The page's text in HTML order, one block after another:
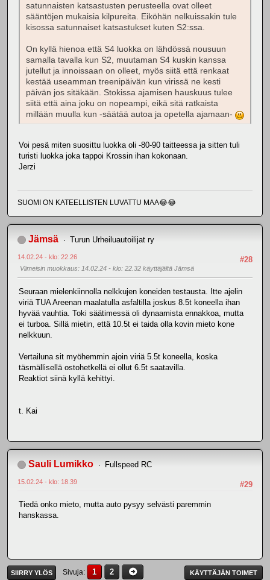
satunnaisten katsastusten perusteella ovat olleet
sääntöjen mukaisia kilpureita. Eiköhän nelkuissakin tule
kisossa satunnaiset katsastukset kuten S2:ssa.
On kyllä hienoa että S4 luokka on lähdössä nousuun
samalla tavalla kun S2, muutaman S4 kuskin kanssa
jutellut ja innoissaan on olleet, myös siitä että renkaat
kestää useamman treenipäivän kun virissä ne kesti
päivän jos sitäkään. Stokissa ajamisen hauskuus tulee
siitä että aina joku on nopeampi, eikä sitä ratkaista
millään muulla kun -säätää autoa ja opetella ajamaan-
Voi pesä miten suosittu luokka oli -80-90 taitteessa ja sitten tuli
turisti luokka joka tappoi Krossin ihan kokonaan.
Jerzi
SUOMI ON KATEELLISTEN LUVATTU MAA😂😂
Jämsä Turun Urheiluautoilijat ry
#28
14.02.24 - klo: 22.26
Viimeisin muokkaus: 14.02.24 - klo: 22.32 käyttäjältä Jämsä
Seuraan mielenkiinnolla nelkkujen koneiden testausta. Itte ajelin
viriä TUA Areenan maalatulla asfaltilla joskus 8.5t koneella ihan
hyvää vauhtia. Toki säätimessä oli dynaamista ennakkoa, mutta
ei turboa. Sillä mietin, että 10.5t ei taida olla kovin mieto kone
nelkkuun.
Vertailuna sit myöhemmin ajoin viriä 5.5t koneella, koska
täsmällisellä ostohetkellä ei ollut 6.5t saatavilla.
Reaktiot siinä kyllä kehittyi.
t. Kai
Sauli Lumikko Fullspeed RC
#29
15.02.24 - klo: 18.39
Tiedä onko mieto, mutta auto pysyy selvästi paremmin
hanskassa.
SIIRRY YLÖS Sivuja 1 2 KÄYTTÄJÄN TOIMET